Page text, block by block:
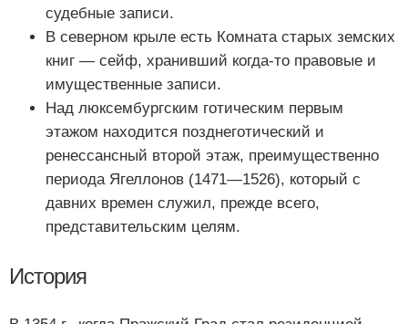
судебные записи.
В северном крыле есть Комната старых земских
книг — сейф, хранивший когда-то правовые и
имущественные записи.
Над люксембургским готическим первым
этажом находится позднеготический и
ренессансный второй этаж, преимущественно
периода Ягеллонов (1471—1526), который с
давних времен служил, прежде всего,
представительским целям.
История